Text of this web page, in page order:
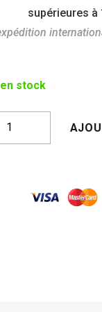
supérieures à
stock